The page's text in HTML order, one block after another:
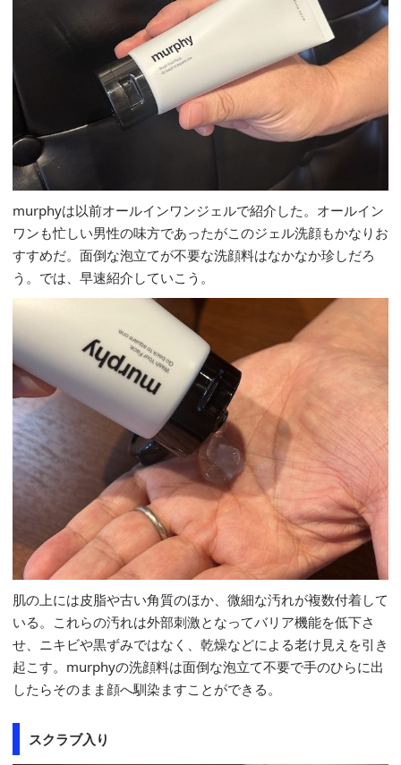
murphyは以前オールインワンジェルで紹介した。オールイン
ワンも忙しい男性の味方であったがこのジェル洗顔もかなりお
すすめだ。面倒な泡立てが不要な洗顔料はなかなか珍しだろ
う。では、早速紹介していこう。
肌の上には皮脂や古い角質のほか、微細な汚れが複数付着して
いる。これらの汚れは外部刺激となってバリア機能を低下さ
せ、ニキビや黒ずみではなく、乾燥などによる老け見えを引き
起こす。murphyの洗顔料は面倒な泡立て不要で手のひらに出
したらそのまま顔へ馴染ますことができる。
スクラブ入り